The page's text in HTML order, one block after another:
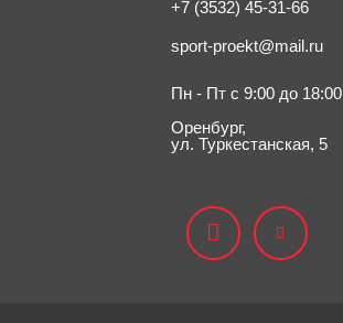
+7 (3532) 45-31-66
sport-proekt@mail.ru
Пн - Пт с 9:00 до 18:00
Оренбург,
ул. Туркестанская, 5